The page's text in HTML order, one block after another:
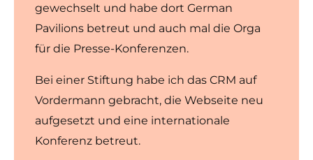
gewechselt und habe dort German
Pavilions betreut und auch mal die Orga
für die Presse-Konferenzen.
Bei einer Stiftung habe ich das CRM auf
Vordermann gebracht, die Webseite neu
aufgesetzt und eine internationale
Konferenz betreut.